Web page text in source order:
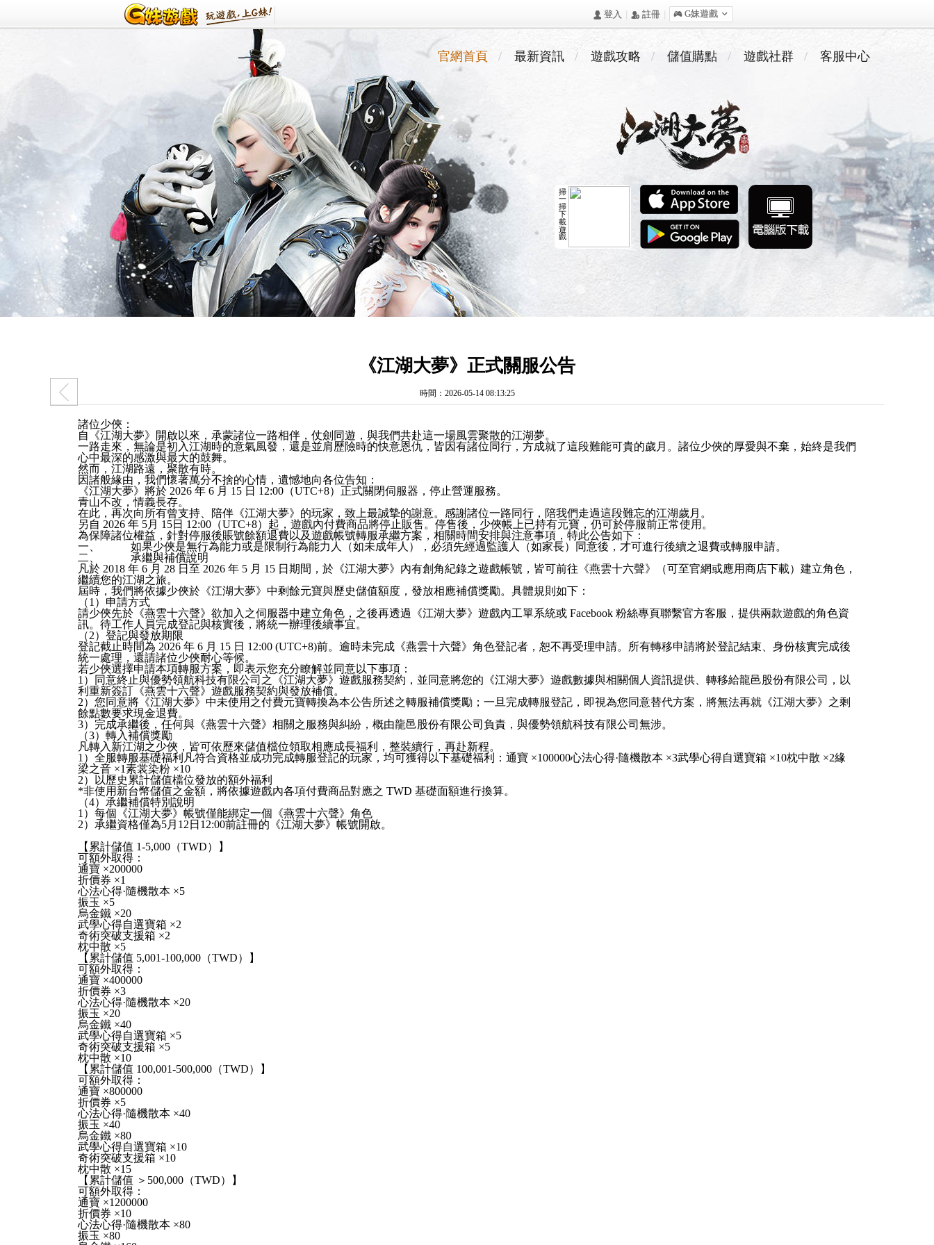
󰄭 登入 󰅍 註冊 󰀷 G妹遊戲 
官網首頁 最新資訊 遊戲攻略 儲值購點 遊戲社群 客服中心
掃
一
掃
下
載
遊
戲
《江湖大夢》正式關服公告
時間：2026-05-14 08:13:25
諸位少俠：
自《江湖大夢》開啟以來，承蒙諸位一路相伴，仗劍同遊，與我們共赴這一場風雲聚散的江湖夢。
一路走來，無論是初入江湖時的意氣風發，還是並肩歷險時的快意恩仇，皆因有諸位同行，方成就了這段難能可貴的歲月。諸位少俠的厚愛與不棄，始終是我們
心中最深的感激與最大的鼓舞。
然而，江湖路遠，聚散有時。
因諸般緣由，我們懷著萬分不捨的心情，遺憾地向各位告知：
《江湖大夢》將於 2026 年 6 月 15 日 12:00（UTC+8）正式關閉伺服器，停止營運服務。
青山不改，情義長存。
在此，再次向所有曾支持、陪伴《江湖大夢》的玩家，致上最誠摯的謝意。感謝諸位一路同行，陪我們走過這段難忘的江湖歲月。
另自 2026 年 5月 15日 12:00（UTC+8）起，遊戲內付費商品將停止販售。停售後，少俠帳上已持有元寶，仍可於停服前正常使用。
為保障諸位權益，針對停服後賬號餘額退費以及遊戲帳號轉服承繼方案，相關時間安排與注意事項，特此公告如下：
一、 如果少俠是無行為能力或是限制行為能力人（如未成年人），必須先經過監護人（如家長）同意後，才可進行後續之退費或轉服申請。
二、 承繼與補償說明
凡於 2018 年 6 月 28 日至 2026 年 5 月 15 日期間，於《江湖大夢》內有創角紀錄之遊戲帳號，皆可前往《燕雲十六聲》（可至官網或應用商店下載）建立角色，
繼續您的江湖之旅。
屆時，我們將依據少俠於《江湖大夢》中剩餘元寶與歷史儲值額度，發放相應補償獎勵。具體規則如下：
（1）申請方式
請少俠先於《燕雲十六聲》欲加入之伺服器中建立角色，之後再透過《江湖大夢》遊戲內工單系統或 Facebook 粉絲專頁聯繫官方客服，提供兩款遊戲的角色資
訊。待工作人員完成登記與核實後，將統一辦理後續事宜。
（2）登記與發放期限
登記截止時間為 2026 年 6 月 15 日 12:00 (UTC+8)前。逾時未完成《燕雲十六聲》角色登記者，恕不再受理申請。所有轉移申請將於登記結束、身份核實完成後
統一處理，還請諸位少俠耐心等候。
若少俠選擇申請本項轉服方案，即表示您充分瞭解並同意以下事項：
1）同意終止與優勢領航科技有限公司之《江湖大夢》遊戲服務契約，並同意將您的《江湖大夢》遊戲數據與相關個人資訊提供、轉移給龍邑股份有限公司，以
利重新簽訂《燕雲十六聲》遊戲服務契約與發放補償。
2）您同意將《江湖大夢》中未使用之付費元寶轉換為本公告所述之轉服補償獎勵；一旦完成轉服登記，即視為您同意替代方案，將無法再就《江湖大夢》之剩
餘點數要求現金退費。
3）完成承繼後，任何與《燕雲十六聲》相關之服務與糾紛，概由龍邑股份有限公司負責，與優勢領航科技有限公司無涉。
（3）轉入補償獎勵
凡轉入新江湖之少俠，皆可依歷來儲值檔位領取相應成長福利，整裝續行，再赴新程。
1）全服轉服基礎福利凡符合資格並成功完成轉服登記的玩家，均可獲得以下基礎福利：通寶 ×100000心法心得·隨機散本 ×3武學心得自選寶箱 ×10枕中散 ×2緣
梁之音 ×1素裳染粉 ×10
2）以歷史累計儲值檔位發放的額外福利
*非使用新台幣儲值之金額，將依據遊戲內各項付費商品對應之 TWD 基礎面額進行換算。
（4）承繼補償特別說明
1）每個《江湖大夢》帳號僅能綁定一個《燕雲十六聲》角色
2）承繼資格僅為5月12日12:00前註冊的《江湖大夢》帳號開啟。
【累計儲值 1-5,000（TWD）】
可額外取得：
通寶 ×200000
折價券 ×1
心法心得·隨機散本 ×5
振玉 ×5
烏金鐵 ×20
武學心得自選寶箱 ×2
奇術突破支援箱 ×2
枕中散 ×5
【累計儲值 5,001-100,000（TWD）】
可額外取得：
通寶 ×400000
折價券 ×3
心法心得·隨機散本 ×20
振玉 ×20
烏金鐵 ×40
武學心得自選寶箱 ×5
奇術突破支援箱 ×5
枕中散 ×10
【累計儲值 100,001-500,000（TWD）】
可額外取得：
通寶 ×800000
折價券 ×5
心法心得·隨機散本 ×40
振玉 ×40
烏金鐵 ×80
武學心得自選寶箱 ×10
奇術突破支援箱 ×10
枕中散 ×15
【累計儲值 ＞500,000（TWD）】
可額外取得：
通寶 ×1200000
折價券 ×10
心法心得·隨機散本 ×80
振玉 ×80